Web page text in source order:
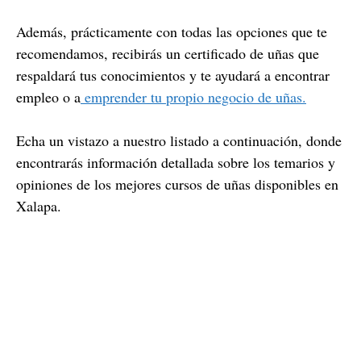
Además, prácticamente con todas las opciones que te
recomendamos, recibirás un certificado de uñas que
respaldará tus conocimientos y te ayudará a encontrar
empleo o a emprender tu propio negocio de uñas.
Echa un vistazo a nuestro listado a continuación, donde
encontrarás información detallada sobre los temarios y
opiniones de los mejores cursos de uñas disponibles en
Xalapa.